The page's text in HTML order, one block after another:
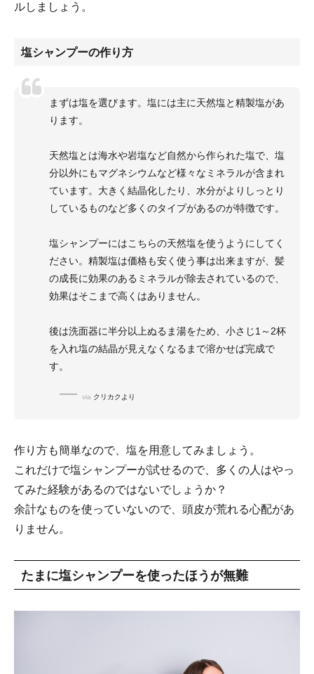
ルしましょう。
塩シャンプーの作り方
まずは塩を選びます。塩には主に天然塩と精製塩があ
ります。
天然塩とは海水や岩塩など自然から作られた塩で、塩
分以外にもマグネシウムなど様々なミネラルが含まれ
ています。大きく結晶化したり、水分がよりしっとり
しているものなど多くのタイプがあるのが特徴です。
塩シャンプーにはこちらの天然塩を使うようにしてく
ださい。精製塩は価格も安く使う事は出来ますが、髪
の成長に効果のあるミネラルが除去されているので、
効果はそこまで高くはありません。
後は洗面器に半分以上ぬるま湯をため、小さじ1～2杯
を入れ塩の結晶が見えなくなるまで溶かせば完成で
す。
via クリカクより
作り方も簡単なので、塩を用意してみましょう。
これだけで塩シャンプーが試せるので、多くの人はやっ
てみた経験があるのではないでしょうか？
余計なものを使っていないので、頭皮が荒れる心配があ
りません。
たまに塩シャンプーを使ったほうが無難